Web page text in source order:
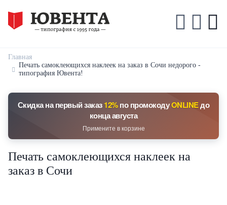
Главная
Печать самоклеющихся наклеек на заказ в Сочи недорого -
типография Ювента!
Скидка на первый заказ12%по промокодуONLINEдо
конца августа
Примените в корзине
Печать самоклеющихся наклеек на
заказ в Сочи